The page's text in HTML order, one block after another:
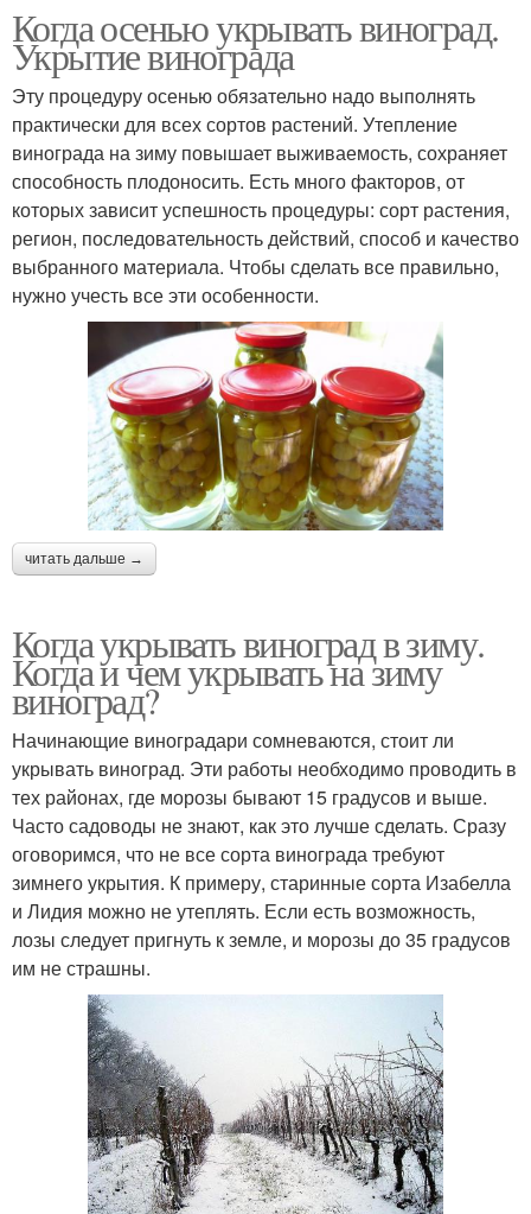
Когда осенью укрывать виноград.
Укрытие винограда
Эту процедуру осенью обязательно надо выполнять
практически для всех сортов растений. Утепление
винограда на зиму повышает выживаемость, сохраняет
способность плодоносить. Есть много факторов, от
которых зависит успешность процедуры: сорт растения,
регион, последовательность действий, способ и качество
выбранного материала. Чтобы сделать все правильно,
нужно учесть все эти особенности.
читать дальше →
Когда укрывать виноград в зиму.
Когда и чем укрывать на зиму
виноград?
Начинающие виноградари сомневаются, стоит ли
укрывать виноград. Эти работы необходимо проводить в
тех районах, где морозы бывают 15 градусов и выше.
Часто садоводы не знают, как это лучше сделать. Сразу
оговоримся, что не все сорта винограда требуют
зимнего укрытия. К примеру, старинные сорта Изабелла
и Лидия можно не утеплять. Если есть возможность,
лозы следует пригнуть к земле, и морозы до 35 градусов
им не страшны.